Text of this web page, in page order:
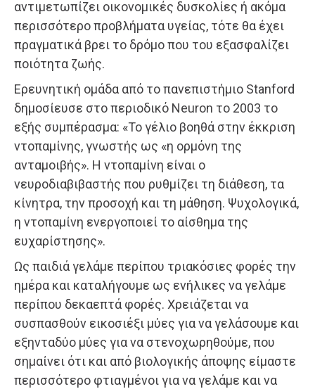
αντιμετωπίζει οικονομικές δυσκολίες ή ακόμα
περισσότερο προβλήματα υγείας, τότε θα έχει
πραγματικά βρει το δρόμο που του εξασφαλίζει
ποιότητα ζωής.
Ερευνητική ομάδα από το πανεπιστήμιο Stanford
δημοσίευσε στο περιοδικό Neuron το 2003 το
εξής συμπέρασμα: «Το γέλιο βοηθά στην έκκριση
ντοπαμίνης, γνωστής ως «η ορμόνη της
ανταμοιβής». Η ντοπαμίνη είναι ο
νευροδιαβιβαστής που ρυθμίζει τη διάθεση, τα
κίνητρα, την προσοχή και τη μάθηση. Ψυχολογικά,
η ντοπαμίνη ενεργοποιεί το αίσθημα της
ευχαρίστησης».
Ως παιδιά γελάμε περίπου τριακόσιες φορές την
ημέρα και καταλήγουμε ως ενήλικες να γελάμε
περίπου δεκαεπτά φορές. Χρειάζεται να
συσπασθούν εικοσιέξι μύες για να γελάσουμε και
εξηνταδύο μύες για να στενοχωρηθούμε, που
σημαίνει ότι και από βιολογικής άποψης είμαστε
περισσότερο φτιαγμένοι για να γελάμε και να